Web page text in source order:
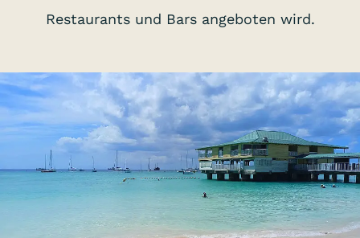
Restaurants und Bars angeboten wird.